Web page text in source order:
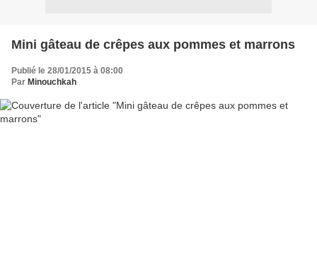
Mini gâteau de crêpes aux pommes et marrons
Publié le 28/01/2015 à 08:00
Par Minouchkah